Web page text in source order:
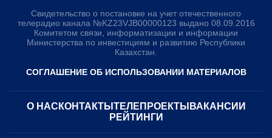
Свидетельство о постановке на учет отечественного
телерадио канала №KZ23VJB00000123 выдано 08.09.2016
Комитетом связи, информатизации и информации
Министерства по инвестициям и развитию Республики
Казахстан.
СОГЛАШЕНИЕ ОБ ИСПОЛЬЗОВАНИИ МАТЕРИАЛОВ
О НАС КОНТАКТЫ ТЕЛЕПРОЕКТЫ ВАКАНСИИ
РЕЙТИНГИ